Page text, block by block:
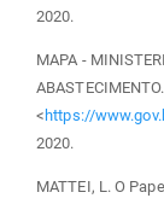
2020.
MAPA -
< https://
2020.
MATTEI, L. O